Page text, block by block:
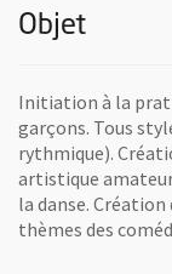
Objet
Initiation à la
garçons. Tous
rythmique).
artistique
la danse.
thèmes des